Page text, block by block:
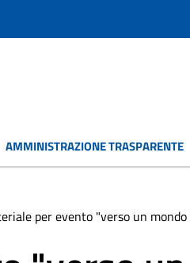
AMMINISTRAZIONE TRASPARENTE
per evento "verso un